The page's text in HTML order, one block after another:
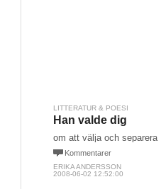
LITTERATUR & POESI
Han valde dig
om att välja och separera
Kommentarer
ERIKA ANDERSSON
2008-06-02 12:52:00